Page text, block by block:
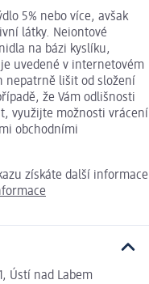
5% nebo více, avšak
látky. Neiontové
na bázi kyslíku,
uvedené v internetovém
nepatrně lišit od složení
že Vám odlišnosti
využijte možnosti vrácení
obchodními
získáte další informace
Ústí nad Labem